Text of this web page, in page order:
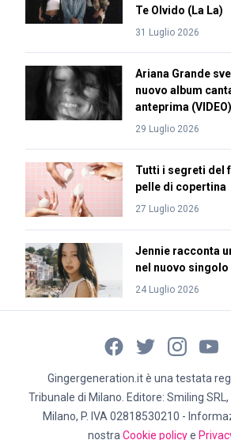
Te Olvido (La La)
31 Luglio 2026
Ariana Grande
nuovo album
anteprima (VIDEO)
29 Luglio 2026
Tutti i segreti del
pelle di copertina
27 Luglio 2026
Jennie racconta
nel nuovo singolo
24 Luglio 2026
Gingergeneration.it è una testata
Tribunale di Milano. Editore: Smiling
Milano, P. IVA 02818530210 -
nostra Cookie policye